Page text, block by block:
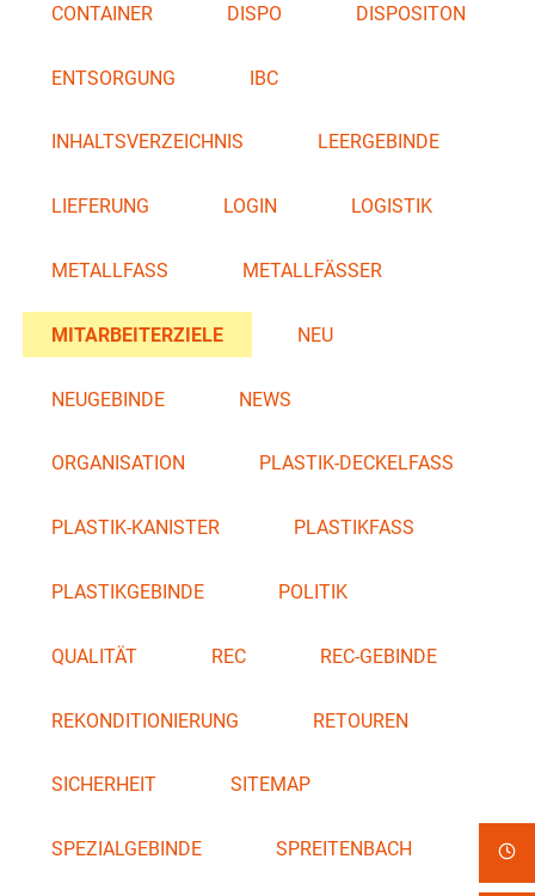
CONTAINER DISPO DISPOSITON
ENTSORGUNG IBC
INHALTSVERZEICHNIS LEERGEBINDE
LIEFERUNG LOGIN LOGISTIK
METALLFASS METALLFÄSSER
MITARBEITERZIELE NEU
NEUGEBINDE NEWS
ORGANISATION PLASTIK-DECKELFASS
PLASTIK-KANISTER PLASTIKFASS
PLASTIKGEBINDE POLITIK
QUALITÄT REC REC-GEBINDE
REKONDITIONIERUNG RETOUREN
SICHERHEIT SITEMAP
SPEZIALGEBINDE SPREITENBACH